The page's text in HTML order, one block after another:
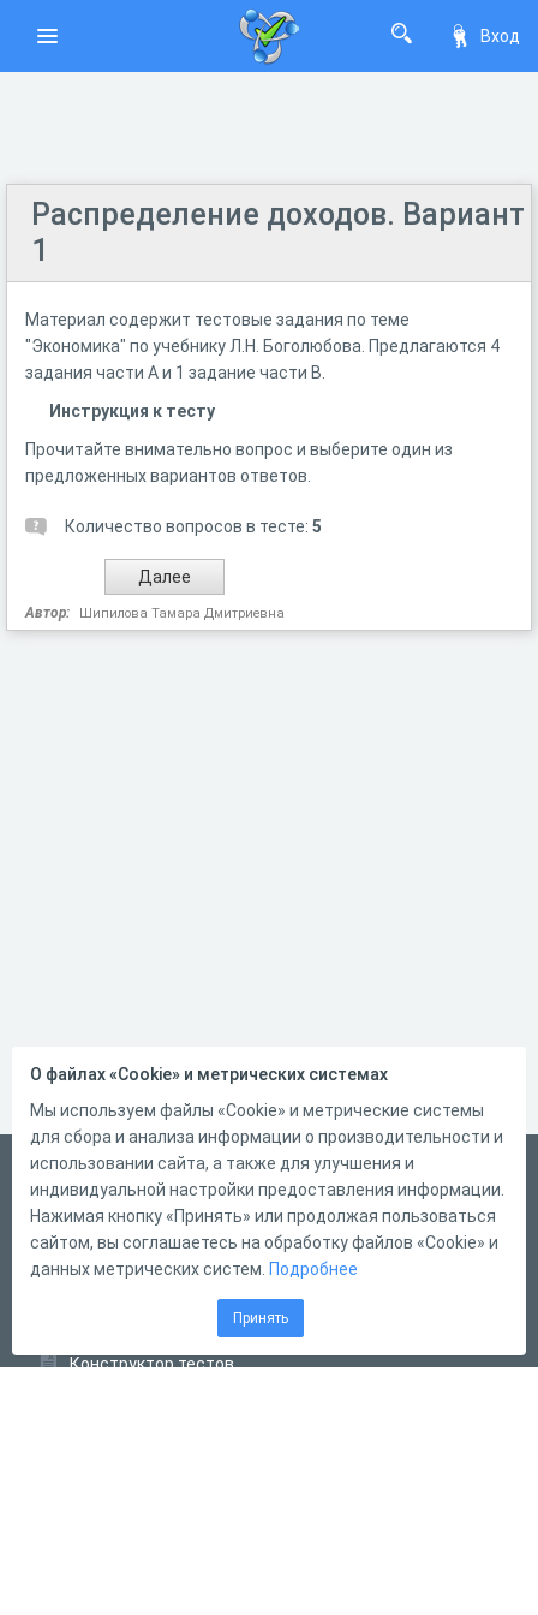
Вход
Распределение доходов. Вариант
1
Материал содержит тестовые задания по теме
"Экономика" по учебнику Л.Н. Боголюбова. Предлагаются 4
задания части А и 1 задание части В.
Инструкция к тесту
Прочитайте внимательно вопрос и выберите один из
предложенных вариантов ответов.
Количество вопросов в тесте: 5
Автор: Шипилова Тамара Дмитриевна
Русский
Справка
Форма обратной связи
Конструктор тестов
О файлах «Cookie» и метрических системах
Мы используем файлы «Cookie» и метрические системы
для сбора и анализа информации о производительности и
использовании сайта, а также для улучшения и
индивидуальной настройки предоставления информации.
Нажимая кнопку «Принять» или продолжая пользоваться
сайтом, вы соглашаетесь на обработку файлов «Cookie» и
данных метрических систем. Подробнее
Принять